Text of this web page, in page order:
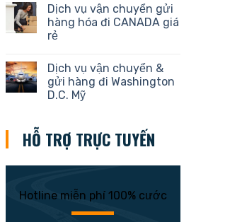
Dịch vụ vận chuyển gửi
hàng hóa đi CANADA giá
rẻ
Dịch vụ vận chuyển &
gửi hàng đi Washington
D.C. Mỹ
HỖ TRỢ TRỰC TUYẾN
Hotline miễn phí 100% cước